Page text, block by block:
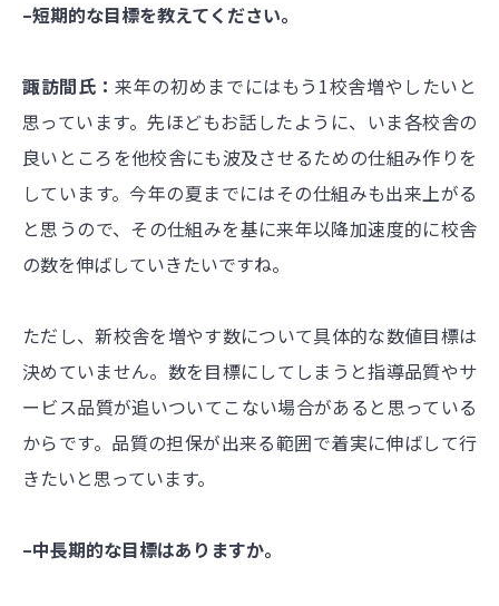
–短期的な目標を教えてください。
諏訪間氏：来年の初めまでにはもう1校舎増やしたいと
思っています。先ほどもお話したように、いま各校舎の
良いところを他校舎にも波及させるための仕組み作りを
しています。今年の夏までにはその仕組みも出来上がる
と思うので、その仕組みを基に来年以降加速度的に校舎
の数を伸ばしていきたいですね。
ただし、新校舎を増やす数について具体的な数値目標は
決めていません。数を目標にしてしまうと指導品質やサ
ービス品質が追いついてこない場合があると思っている
からです。品質の担保が出来る範囲で着実に伸ばして行
きたいと思っています。
–中長期的な目標はありますか。